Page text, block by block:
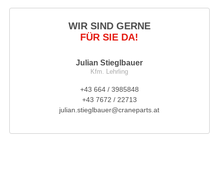
WIR SIND GERNE
FÜR SIE DA!
Julian Stieglbauer
Kfm. Lehrling
+43 664 / 3985848
+43 7672 / 22713
julian.stieglbauer@craneparts.at